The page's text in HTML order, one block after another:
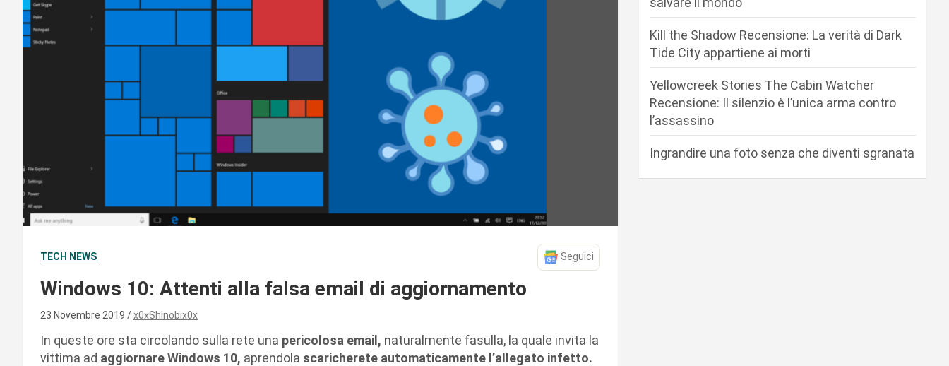
TECH NEWS Seguici
Windows 10: Attenti alla falsa email di aggiornamento
23 Novembre 2019 x0xShinobix0x
In queste ore sta circolando sulla rete una pericolosa email, naturalmente fasulla, la quale invita la
vittima ad aggiornare Windows 10, aprendola scaricherete automaticamente l’allegato infetto.
Kill the Shadow Recensione: La verità di Dark
Tide City appartiene ai morti
Yellowcreek Stories The Cabin Watcher
Recensione: Il silenzio è l’unica arma contro
l’assassino
Ingrandire una foto senza che diventi sgranata